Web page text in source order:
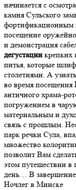
начинается с
камня Сульского
фортификационным
посещение
и демонстрация
дегустации крепких
питья, которые
столетиями. А
во время посещения
античного храма-
по­гру­же­ни­ем в
ма­те­ри­аль­ным и
связь с про­шлым.
парк речки Сула,
множество
позволит Вам
этом путешествии в
день… В
Ночлег в Минске